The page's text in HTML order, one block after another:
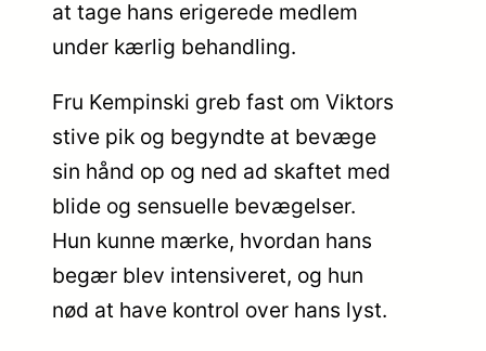
at tage hans erigerede medlem
under kærlig behandling.
Fru Kempinski greb fast om Viktors
stive pik og begyndte at bevæge
sin hånd op og ned ad skaftet med
blide og sensuelle bevægelser.
Hun kunne mærke, hvordan hans
begær blev intensiveret, og hun
nød at have kontrol over hans lyst.